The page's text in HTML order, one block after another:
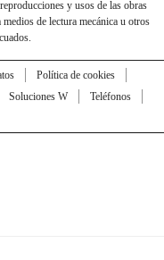
y usos de las obras
de lectura mecánica u otros
Política de cookies
Soluciones W
Teléfonos